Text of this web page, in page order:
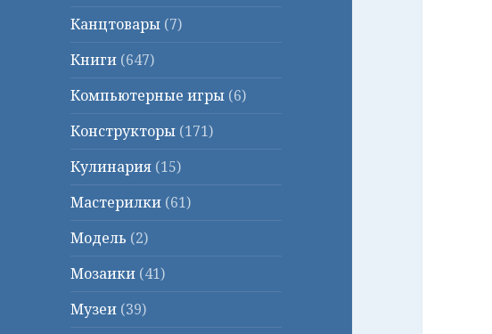
Канцтовары (7)
Книги (647)
Компьютерные игры (6)
Конструкторы (171)
Кулинария (15)
Мастерилки (61)
Модель (2)
Мозаики (41)
Музеи (39)